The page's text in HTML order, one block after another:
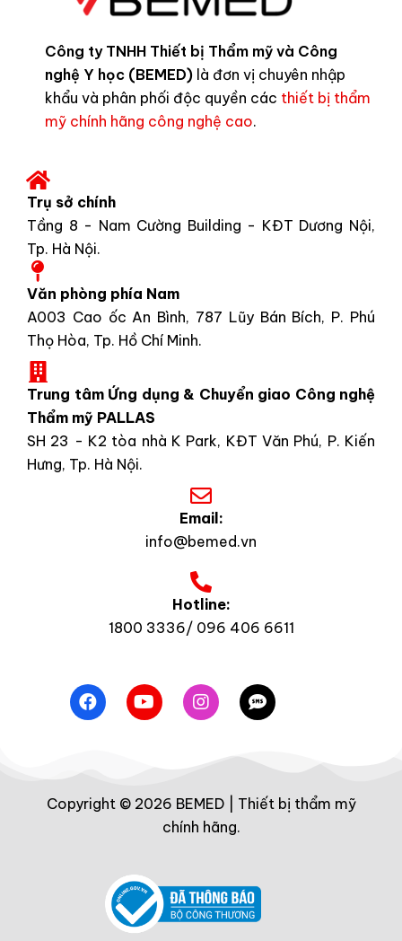
Công ty TNHH Thiết bị Thẩm mỹ và Công
nghệ Y học (BEMED) là đơn vị chuyên nhập
khẩu và phân phối độc quyền các thiết bị thẩm
mỹ chính hãng công nghệ cao.
Trụ sở chính
Tầng 8 - Nam Cường Building - KĐT Dương Nội,
Tp. Hà Nội.
Văn phòng phía Nam
A003 Cao ốc An Bình, 787 Lũy Bán Bích, P. Phú
Thọ Hòa, Tp. Hồ Chí Minh.
Trung tâm Ứng dụng & Chuyển giao Công nghệ
Thẩm mỹ PALLAS
SH 23 - K2 tòa nhà K Park, KĐT Văn Phú, P. Kiến
Hưng, Tp. Hà Nội.
Email:
info@bemed.vn
Hotline:
1800 3336/ 096 406 6611
Copyright © 2026 BEMED | Thiết bị thẩm mỹ
chính hãng.